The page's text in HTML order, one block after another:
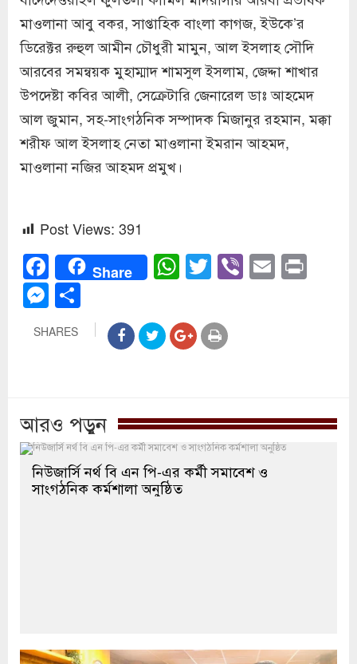
মাওলানা আবু বকর, সাপ্তাহিক বাংলা কাগজ, ইউকে’র
ডিরেক্টর রুহুল আমীন চৌধুরী মামুন, আল ইসলাহ সৌদি
আরবের সমন্বয়ক মুহাম্মাদ শামসুল ইসলাম, জেদ্দা শাখার
উপদেষ্টা কবির আলী, সেক্রেটারি জেনারেল ডাঃ আহমেদ
আল জুমান, সহ-সাংগঠনিক সম্পাদক মিজানুর রহমান, মক্কা
শরীফ আল ইসলাহ নেতা মাওলানা ইমরান আহমদ,
মাওলানা নজির আহমদ প্রমুখ।
Post Views: 391
Facebook
Share WhatsApp
Twitter
Viber
Email
Messenger
SHARES
আরও পড়ুন
নিউজার্সি নর্থ বি এন পি-এর কর্মী সমাবেশ ও
সাংগঠনিক কর্মশালা অনুষ্ঠিত